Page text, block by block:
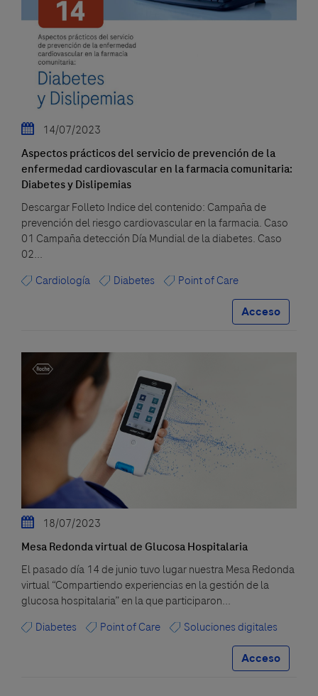
14/07/2023
Aspectos prácticos del servicio de prevención de la
enfermedad cardiovascular en la farmacia comunitaria:
Diabetes y Dislipemias
Descargar Folleto Indice del contenido: Campaña de
prevención del riesgo cardiovascular en la farmacia. Caso
01 Campaña detección Día Mundial de la diabetes. Caso
02...
Cardiología
Diabetes
Point of Care
Acceso
18/07/2023
Mesa Redonda virtual de Glucosa Hospitalaria
El pasado día 14 de junio tuvo lugar nuestra Mesa Redonda
virtual “Compartiendo experiencias en la gestión de la
glucosa hospitalaria” en la que participaron...
Diabetes
Point of Care
Soluciones digitales
Acceso